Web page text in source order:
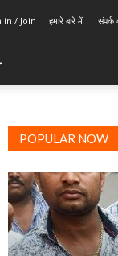
in / Join हमारे बारे में संपर्क
POPULAR NOW